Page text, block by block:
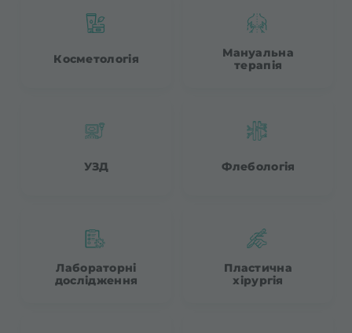
Косметологія
Мануальна
терапія
УЗД Флебологія
Лабораторні
дослідження
Пластична
хірургія